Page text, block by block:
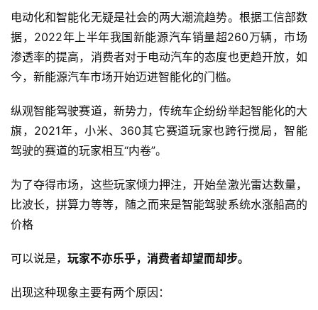
业
界
人
工
智
能
深
度
学
习
云
计
算
电动化和智能化无疑是社会的两大潮流趋势。根据工信部数
据，2022年上半年我国新能源汽车销量超260万辆，市场
渗透率的提高，消费者对于电动汽车的态度也更趋开放，如
今，新能源汽车市场开始迈进智能化的门槛。
纵观智能驾驶赛道，新势力，传统车企纷纷举起智能化的大
旗，2021年，小米、360其它赛道玩家也跨行搅局，智能
驾驶的赛道的玩家相互“内卷”。
为了夺得市场，这些玩家倾力押注，开始垒激光雷达数量，
比波长，拼算力等等，随之而来是智能驾驶系统水涨船高的
价格
可以说是， 玩家不亦乐乎，消费者却望而却步。
出现这种现象主要有两个原因：